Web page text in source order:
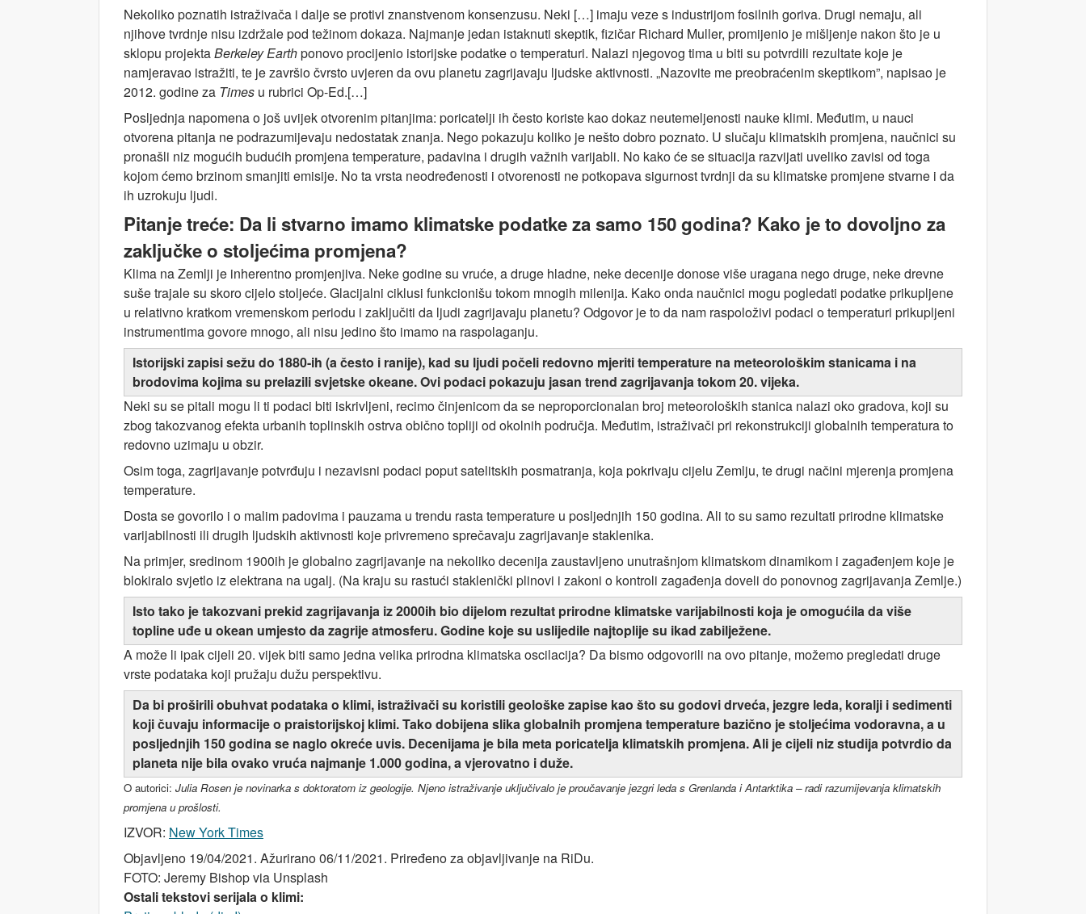
Nekoliko poznatih istraživača i dalje se protivi znanstvenom konsenzusu. Neki […] imaju veze s industrijom fosilnih goriva. Drugi nemaju, ali
njihove tvrdnje nisu izdržale pod težinom dokaza. Najmanje jedan istaknuti skeptik, fizičar Richard Muller, promijenio je mišljenje nakon što je u
sklopu projektaBerkeley Earthponovo procijenio istorijske podatke o temperaturi. Nalazi njegovog tima u biti su potvrdili rezultate koje je
namjeravao istražiti, te je završio čvrsto uvjeren da ovu planetu zagrijavaju ljudske aktivnosti. „Nazovite me preobraćenim skeptikom”, napisao je
2012. godine za Times u rubrici Op-Ed.[…]
Posljednja napomena o još uvijek otvorenim pitanjima: poricatelji ih često koriste kao dokaz neutemeljenosti nauke klimi. Međutim, u nauci
otvorena pitanja ne podrazumijevaju nedostatak znanja. Nego pokazuju koliko je nešto dobro poznato. U slučaju klimatskih promjena, naučnici su
pronašli niz mogućih budućih promjena temperature, padavina i drugih važnih varijabli. No kako će se situacija razvijati uveliko zavisi od toga
kojom ćemo brzinom smanjiti emisije. No ta vrsta neodređenosti i otvorenosti ne potkopava sigurnost tvrdnji da su klimatske promjene stvarne i da
ih uzrokuju ljudi.
Pitanje treće: Da li stvarno imamo klimatske podatke za samo 150 godina? Kako je to dovoljno za
zaključke o stoljećima promjena?
Klima na Zemlji je inherentno promjenjiva. Neke godine su vruće, a druge hladne, neke decenije donose više uragana nego druge, neke drevne
suše trajale su skoro cijelo stoljeće. Glacijalni ciklusi funkcionišu tokom mnogih milenija. Kako onda naučnici mogu pogledati podatke prikupljene
u relativno kratkom vremenskom periodu i zaključiti da ljudi zagrijavaju planetu? Odgovor je to da nam raspoloživi podaci o temperaturi prikupljeni
instrumentima govore mnogo, ali nisu jedino što imamo na raspolaganju.
Istorijski zapisi sežu do 1880-ih (a često i ranije), kad su ljudi počeli redovno mjeriti temperature na meteorološkim stanicama i na
brodovima kojima su prelazili svjetske okeane. Ovi podaci pokazuju jasan trend zagrijavanja tokom 20. vijeka.
Neki su se pitali mogu li ti podaci biti iskrivljeni, recimo činjenicom da se neproporcionalan broj meteoroloških stanica nalazi oko gradova, koji su
zbog takozvanog efekta urbanih toplinskih ostrva obično topliji od okolnih područja. Međutim, istraživači pri rekonstrukciji globalnih temperatura to
redovno uzimaju u obzir.
Osim toga, zagrijavanje potvrđuju i nezavisni podaci poput satelitskih posmatranja, koja pokrivaju cijelu Zemlju, te drugi načini mjerenja promjena
temperature.
Dosta se govorilo i o malim padovima i pauzama u trendu rasta temperature u posljednjih 150 godina. Ali to su samo rezultati prirodne klimatske
varijabilnosti ili drugih ljudskih aktivnosti koje privremeno sprečavaju zagrijavanje staklenika.
Na primjer, sredinom 1900ih je globalno zagrijavanje na nekoliko decenija zaustavljeno unutrašnjom klimatskom dinamikom i zagađenjem koje je
blokiralo svjetlo iz elektrana na ugalj. (Na kraju su rastući staklenički plinovi i zakoni o kontroli zagađenja doveli do ponovnog zagrijavanja Zemlje.)
Isto tako je takozvani prekid zagrijavanja iz 2000ih bio dijelom rezultat prirodne klimatske varijabilnosti koja je omogućila da više
topline uđe u okean umjesto da zagrije atmosferu. Godine koje su uslijedile najtoplije su ikad zabilježene.
A može li ipak cijeli 20. vijek biti samo jedna velika prirodna klimatska oscilacija? Da bismo odgovorili na ovo pitanje, možemo pregledati druge
vrste podataka koji pružaju dužu perspektivu.
Da bi proširili obuhvat podataka o klimi, istraživači su koristili geološke zapise kao što su godovi drveća, jezgre leda, koralji i sedimenti
koji čuvaju informacije o praistorijskoj klimi. Tako dobijena slika globalnih promjena temperature bazično je stoljećima vodoravna, a u
posljednjih 150 godina se naglo okreće uvis. Decenijama je bila meta poricatelja klimatskih promjena. Ali je cijeli niz studija potvrdio da
planeta nije bila ovako vruća najmanje 1.000 godina, a vjerovatno i duže.
O autorici: Julia Rosen je novinarka s doktoratom iz geologije. Njeno istraživanje uključivalo je proučavanje jezgri leda s Grenlanda i Antarktika – radi razumijevanja klimatskih
promjena u prošlosti.
IZVOR: New York Times
Objavljeno 19/04/2021. Ažurirano 06/11/2021. Priređeno za objavljivanje na RiDu.
FOTO: Jeremy Bishop via Unsplash
Ostali tekstovi serijala o klimi: